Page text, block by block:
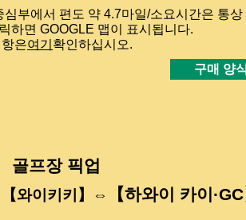
심부에서 편도 약 4.7마일/소요시간은 통
하면 GOOGLE 맵이 표시됩니다.
은여기 확인하십시오.
구매 양
골프장 픽업
​【와이키키】⇔ 【하와이 카이·GC